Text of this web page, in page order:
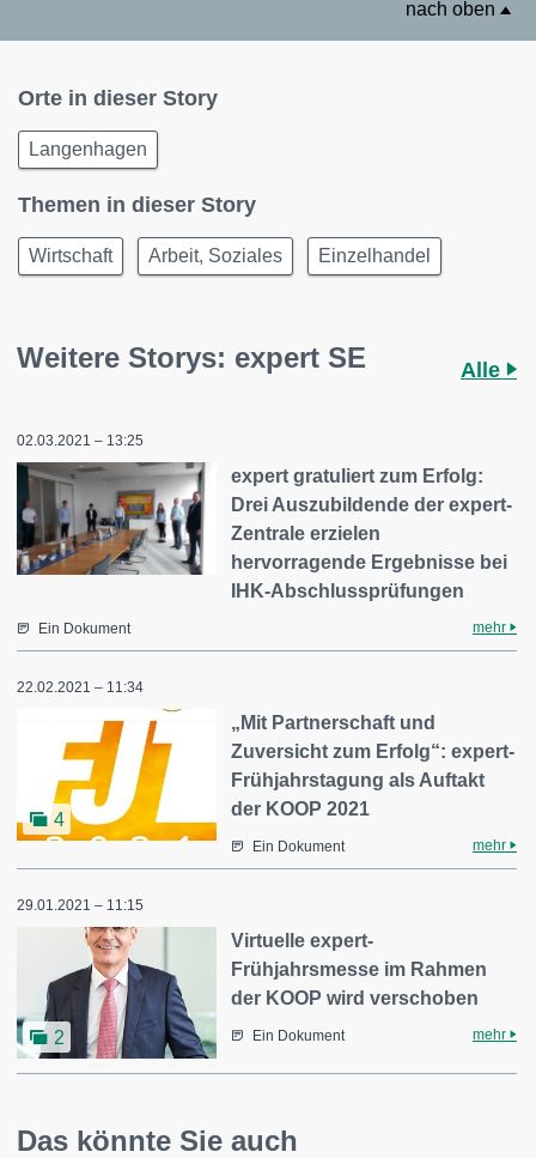
nach oben
Orte in dieser Story
Langenhagen
Themen in dieser Story
Wirtschaft Arbeit, Soziales Einzelhandel
Weitere Storys: expert SE Alle
02.03.2021 – 13:25
expert gratuliert zum Erfolg:
Drei Auszubildende der expert-
Zentrale erzielen
hervorragende Ergebnisse bei
IHK-Abschlussprüfungen
Ein Dokument mehr
22.02.2021 – 11:34
4
„Mit Partnerschaft und
Zuversicht zum Erfolg“: expert-
Frühjahrstagung als Auftakt
der KOOP 2021
Ein Dokument mehr
29.01.2021 – 11:15
2
Virtuelle expert-
Frühjahrsmesse im Rahmen
der KOOP wird verschoben
Ein Dokument mehr
Das könnte Sie auch